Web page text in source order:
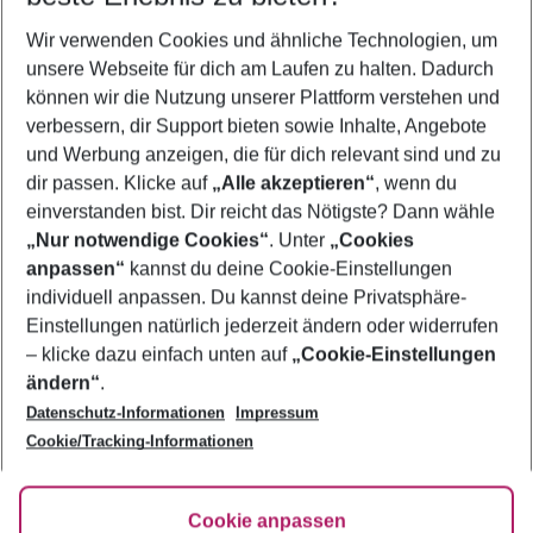
2 Erwachsene Keine Kinder
Mehr Filter anzeigen
Footer
Footer navigation
Über uns
AGB
Bestpreisgarantie
Cookie-Einstellungen ändern
Cookie-Richtlinie
Agenturbetreuung
Barrierefreies Reisen
FAQ
HanseMerkur Reiseversicherung
Folge uns
Wir verwenden Cookies und ähnliche Technologien, um
unsere Webseite für dich am Laufen zu halten. Dadurch
können wir die Nutzung unserer Plattform verstehen und
verbessern, dir Support bieten sowie Inhalte, Angebote
und Werbung anzeigen, die für dich relevant sind und zu
dir passen. Klicke auf „Alle akzeptieren“, wenn du
einverstanden bist. Dir reicht das Nötigste? Dann wähle
„Nur notwendige Cookies“. Unter „Cookies
anpassen“ kannst du deine Cookie-Einstellungen
individuell anpassen. Du kannst deine Privatsphäre-
Einstellungen natürlich jederzeit ändern oder widerrufen
– klicke dazu einfach unten auf „Cookie-Einstellungen
ändern“.
Datenschutz-Informationen
Impressum
Cookie/Tracking-Informationen
Cookie anpassen